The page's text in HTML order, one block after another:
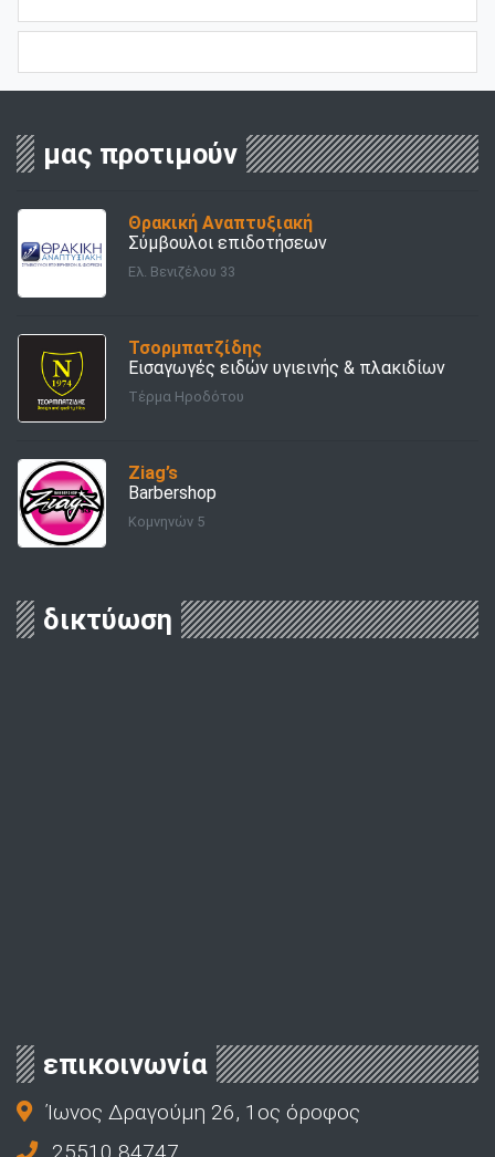
μας προτιμούν
Θρακική Αναπτυξιακή
Σύμβουλοι επιδοτήσεων
Ελ. Βενιζέλου 33
Τσορμπατζίδης
Εισαγωγές ειδών υγιεινής & πλακιδίων
Τέρμα Ηροδότου
Ziag’s
Barbershop
Κομνηνών 5
δικτύωση
επικοινωνία
Ίωνος Δραγούμη 26, 1ος όροφος